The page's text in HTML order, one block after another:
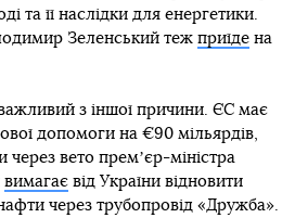
та її наслідки для енергетики.
Зеленський теж приїде на
з іншої причини. ЄС має
допомоги на €90 мільярдів,
вето премʼєр-міністра
вимагає від України відновити
через трубопровід «Дружба».